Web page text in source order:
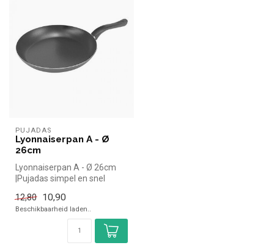
PUJADAS
Lyonnaiserpan A - Ø
26cm
Lyonnaiserpan A - Ø 26cm
|Pujadas simpel en snel
Overzi...
12,80 10,90
Beschikbaarheid laden..